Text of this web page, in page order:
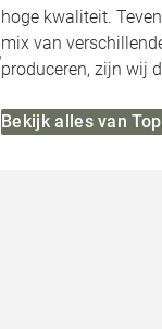
hoge kwaliteit.
mix van
produceren, zijn wij
Bekijk alles van